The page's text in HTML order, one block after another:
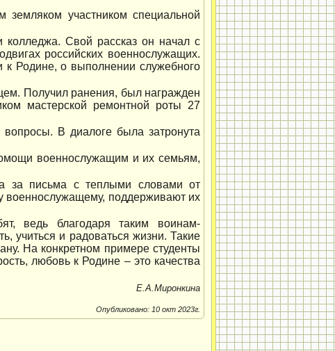
участником специальной
колледжа. Свой рассказ он начал с
российских военнослужащих.
Родине, о выполнении служебного
Получил ранения, был награжден
мастерской ремонтной роты 27
В диалоге была затронута
военнослужащим и их семьям,
за письма с теплыми словами от
военнослужащему, поддерживают их
ведь благодаря таким воинам-
учиться и радоваться жизни. Такие
На конкретном примере студенты
любовь к Родине – это качества
Е.А.Миронкина
Опубликовано: 10 окт 2023г.